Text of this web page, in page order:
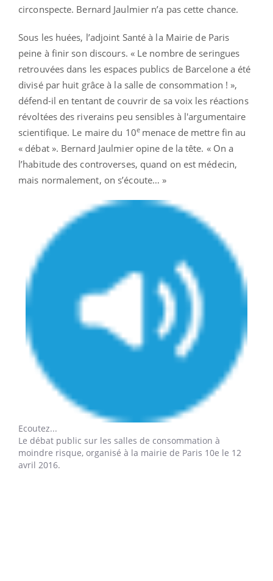
circonspecte. Bernard Jaulmier n’a pas cette chance.
Sous les huées, l’adjoint Santé à la Mairie de Paris
peine à finir son discours. « Le nombre de seringues
retrouvées dans les espaces publics de Barcelone a été
divisé par huit grâce à la salle de consommation ! »,
défend-il en tentant de couvrir de sa voix les réactions
révoltées des riverains peu sensibles à l'argumentaire
scientifique. Le maire du 10e menace de mettre fin au
« débat ». Bernard Jaulmier opine de la tête. « On a
l’habitude des controverses, quand on est médecin,
mais normalement, on s’écoute… »
Ecoutez...
Le débat public sur les salles de consommation à
moindre risque, organisé à la mairie de Paris 10e le 12
avril 2016.